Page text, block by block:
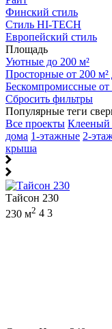
Финский стиль
Стиль HI-TECH
Европейский стиль
Площадь
Уютные до 200 м²
Просторные от 200 м²
Бескомпромиссные от
Сбросить фильтры
Популярные теги
Все проекты Клееный
дома 1-этажные 2-
крыша
Тайсон 230
230 м2 4 3